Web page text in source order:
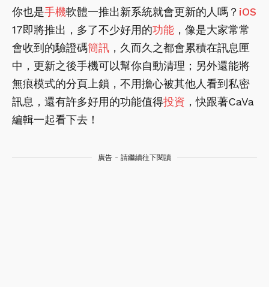
你也是手機軟體一推出新系統就會更新的人嗎？ iOS
17即將推出，多了不少好用的功能 ，像是大家常常
會收到的驗證碼簡訊 ，久而久之都會累積在訊息匣
中，更新之後手機可以幫你自動清理；另外還能將
無痕模式的分頁上鎖，不用擔心被其他人看到私密
訊息，還有許多好用的功能值得投資 ，快跟著CaVa
編輯一起看下去！
廣告 - 請繼續往下閱讀